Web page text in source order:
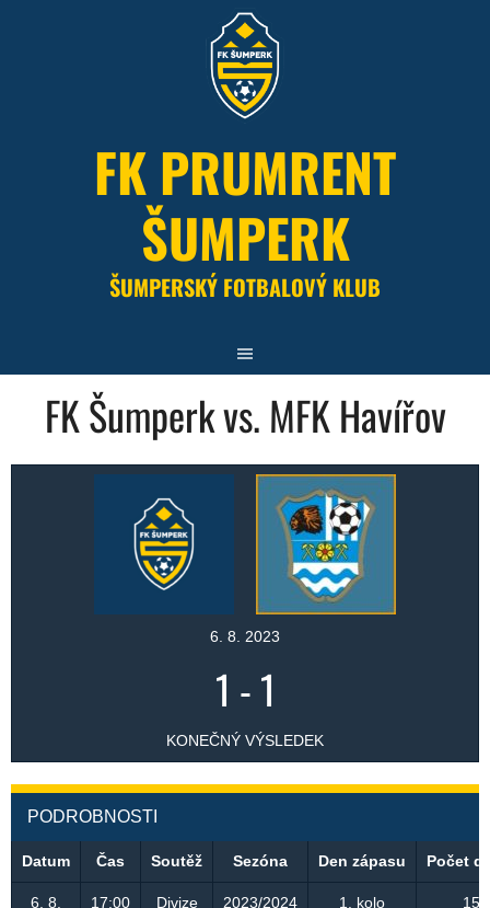
FK PRUMRENT
ŠUMPERK
ŠUMPERSKÝ FOTBALOVÝ KLUB
FK Šumperk vs. MFK Havířov
6. 8. 2023
1 -1
KONEČNÝ VÝSLEDEK
PODROBNOSTI
Datum Čas Soutěž Sezóna Den zápasu Počet
6. 8.
17:00
Divize
2023/2024 1. kolo 150